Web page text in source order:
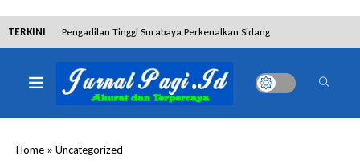
TERKINI Pengadilan Tinggi Surabaya Perkenalkan Sidang
Elektronik dan Sosialisasikan Ketentuan Baru KUHAP
Dibantah Terdakwa Ranto Hensa, Salim Himawan
Home » Uncategorized